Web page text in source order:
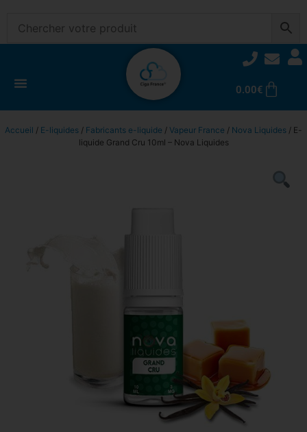
0.00€
Accueil / E-liquides / Fabricants e-liquide / Vapeur France / Nova Liquides / E-
liquide Grand Cru 10ml – Nova Liquides